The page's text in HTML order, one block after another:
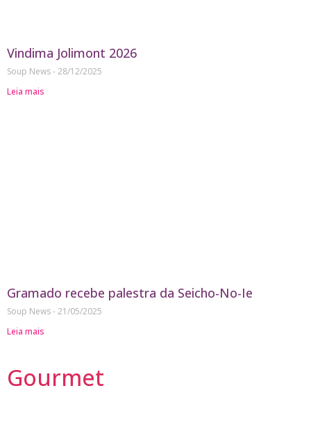
Vindima Jolimont 2026
Soup News 28/12/2025
Leia mais
Gramado recebe palestra da Seicho-No-Ie
Soup News 21/05/2025
Leia mais
Gourmet